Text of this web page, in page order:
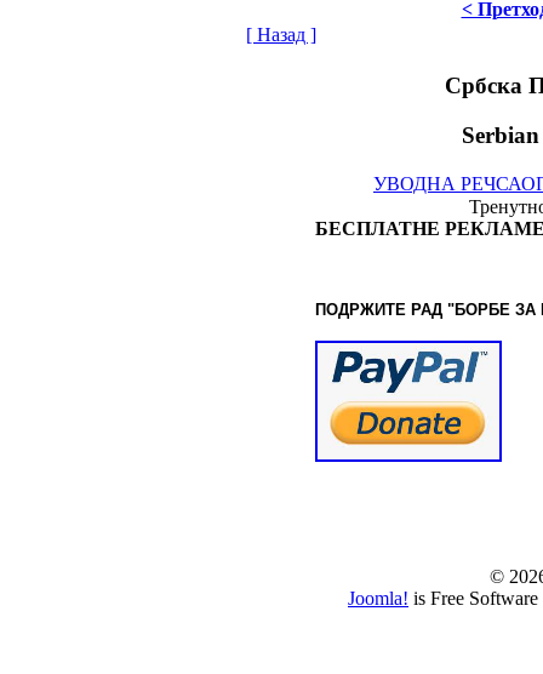
<
[ Назад ]
Србска
УВОДНА РЕЧ
БЕСПЛАТНЕ
ПОДРЖИТЕ РАД "БОРБЕ ЗА
©
Joomla! is Free